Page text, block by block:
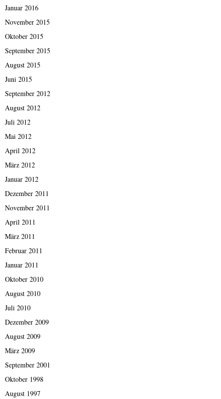
Januar 2016
November 2015
Oktober 2015
September 2015
August 2015
Juni 2015
September 2012
August 2012
Juli 2012
Mai 2012
April 2012
März 2012
Januar 2012
Dezember 2011
November 2011
April 2011
März 2011
Februar 2011
Januar 2011
Oktober 2010
August 2010
Juli 2010
Dezember 2009
August 2009
März 2009
September 2001
Oktober 1998
August 1997